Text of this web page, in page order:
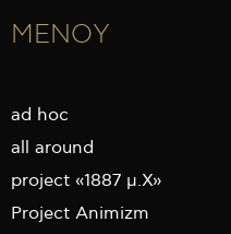
ΜΕΝΟΥ
ad hoc
all around
project «1887 μ.Χ»
Project Animizm